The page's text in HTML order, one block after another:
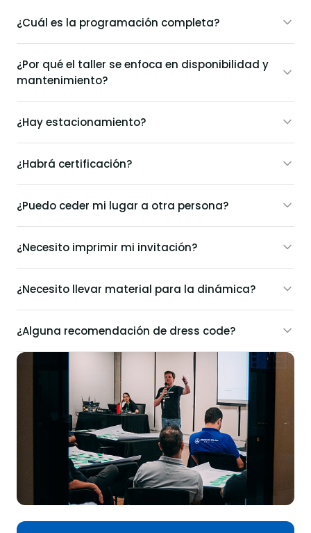
¿Cuál es la programación completa?
¿Por qué el taller se enfoca en disponibilidad y
mantenimiento?
¿Hay estacionamiento?
¿Habrá certificación?
¿Puedo ceder mi lugar a otra persona?
¿Necesito imprimir mi invitación?
¿Necesito llevar material para la dinámica?
¿Alguna recomendación de dress code?